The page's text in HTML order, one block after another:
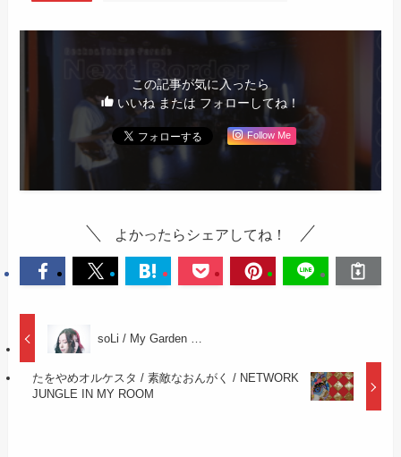
この記事が気に入ったら
いいね または フォローしてね！
Follow Me
よかったらシェアしてね！
soLi / My Garden …
たをやめオルケスタ / 素敵なおんがく / NETWORK
JUNGLE IN MY ROOM